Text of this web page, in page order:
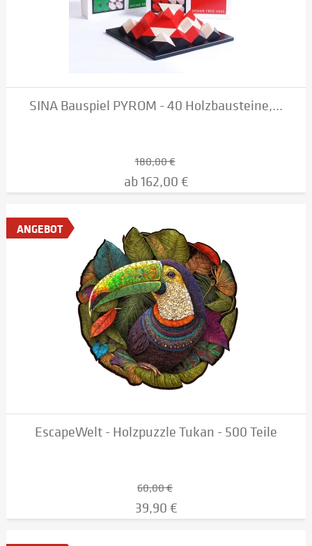
SINA Bauspiel PYROM - 40 Holzbausteine,...
180,00 €
ab 162,00 €
ANGEBOT
EscapeWelt - Holzpuzzle Tukan - 500 Teile
60,00 €
39,90 €